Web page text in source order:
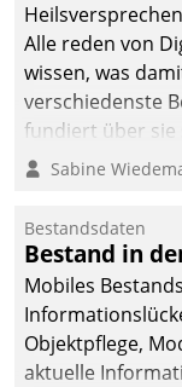
Alle reden von
wissen, was
verschiedenste
fundiert über sie
klären. Ein
Einsparungen
Prozesse. Doch
mit der
getan. Die
die Bereitschaft,
und zu
Sabine
Bestandsdaten
Bestand in
Mobiles
Objektpflege,
aktuelle